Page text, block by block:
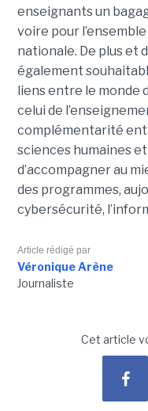
enseignants un
voire pour
nationale. De plus et
également
liens entre le monde
celui de
complémentarité
sciences humaines
d’accompagner au
des programmes,
cybersécurité,
Article rédigé par
Véronique Arène
Journaliste
Cet article